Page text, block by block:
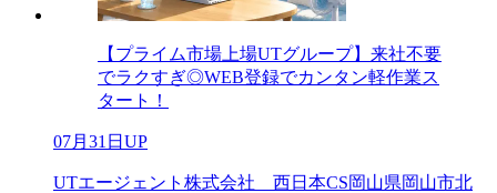
【プライム市場上場UTグループ】来社不要
でラクすぎ◎WEB登録でカンタン軽作業ス
タート！
07月31日UP
UTエージェント株式会社 西日本CS岡山県岡山市北